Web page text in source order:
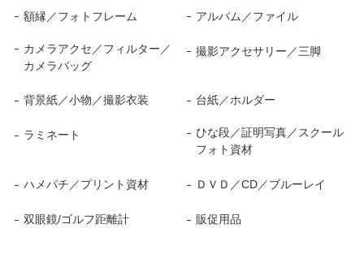
額縁／フォトフレーム アルバム／ファイル
カメラアクセ／フィルター／
カメラバッグ
撮影アクセサリー／三脚
背景紙／小物／撮影衣装 台紙／ホルダー
ラミネート
ひな段／証明写真／スクール
フォト資材
ハメパチ／プリント資材 ＤＶＤ／CD／ブルーレイ
双眼鏡/ゴルフ距離計 販促用品